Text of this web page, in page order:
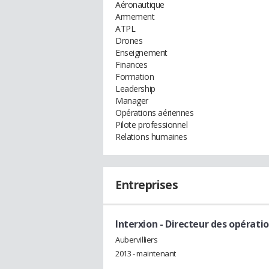
Aéronautique
Armement
ATPL
Drones
Enseignement
Finances
Formation
Leadership
Manager
Opérations aériennes
Pilote professionnel
Relations humaines
Entreprises
Interxion - Directeur des
Aubervilliers
2013 - maintenant